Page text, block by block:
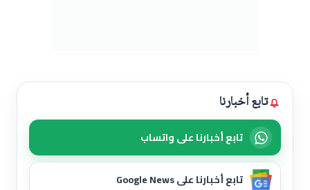
تابع أخبارنا
تابع أخبارنا على واتساب
تابع أخبارنا على Google News